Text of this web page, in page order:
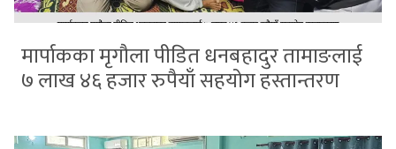
मार्पाकका मृगौला पीडित धनबहादुर तामाङलाई
७ लाख ४६ हजार रुपैयाँ सहयोग हस्तान्तरण